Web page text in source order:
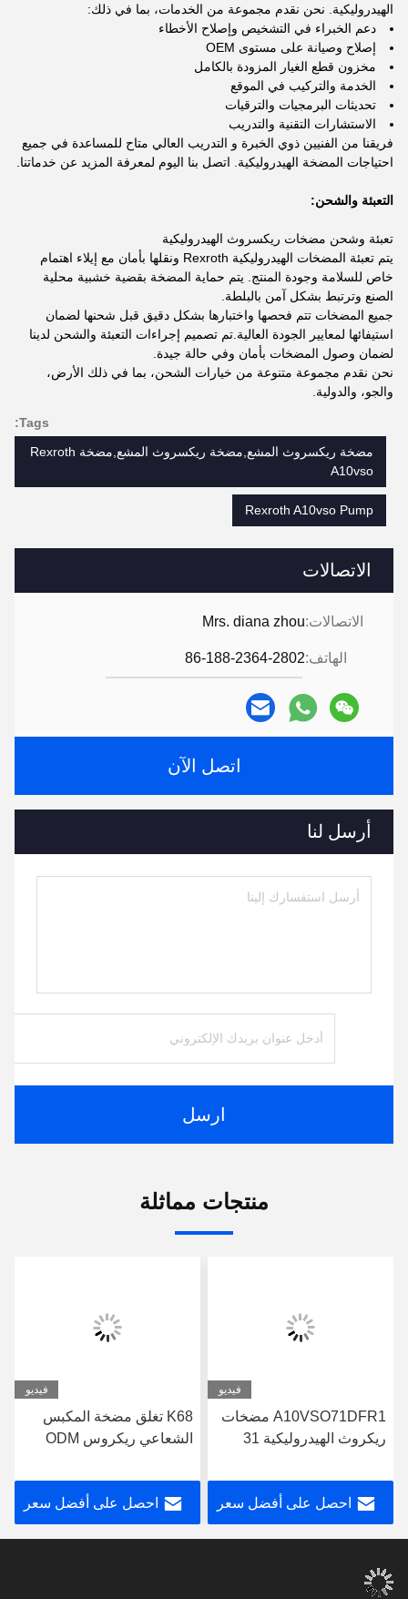
الاتصالات
الاتصالات:Mrs. diana zhou
الهاتف:86-188-2364-2802
اتصل الآن
أرسل لنا
ارسل
الهيدروليكية. نحن نقدم مجموعة من الخدمات، بما في ذلك:
دعم الخبراء في التشخيص وإصلاح الأخطاء
إصلاح وصيانة على مستوى OEM
مخزون قطع الغيار المزودة بالكامل
الخدمة والتركيب في الموقع
تحديثات البرمجيات والترقيات
الاستشارات التقنية والتدريب
فريقنا من الفنيين ذوي الخبرة و التدريب العالي متاح للمساعدة في جميع
احتياجات المضخة الهيدروليكية. اتصل بنا اليوم لمعرفة المزيد عن خدماتنا.
التعبئة والشحن:
تعبئة وشحن مضخات ريكسروث الهيدروليكية
يتم تعبئة المضخات الهيدروليكية Rexroth ونقلها بأمان مع إيلاء اهتمام
خاص للسلامة وجودة المنتج. يتم حماية المضخة بقضية خشبية محلية
الصنع وترتبط بشكل آمن بالبلطة.
جميع المضخات تتم فحصها واختبارها بشكل دقيق قبل شحنها لضمان
استيفائها لمعايير الجودة العالية.تم تصميم إجراءات التعبئة والشحن لدينا
لضمان وصول المضخات بأمان وفي حالة جيدة.
نحن نقدم مجموعة متنوعة من خيارات الشحن، بما في ذلك الأرض،
والجو، والدولية.
Tags:
مضخة ريكسروث المشع,مضخة ريكسروث المشع,مضخة Rexroth
A10vso
Rexroth A10vso Pump
منتجات مماثلة
فيديو
A10VSO71DFR1 مضخات
ريكروث الهيدروليكية 31
البستن
احصل على أفضل سعر
فيديو
K68 تغلق مضخة المكبس
الشعاعي ريكروس ODM
VPA42K01
احصل على أفضل سعر